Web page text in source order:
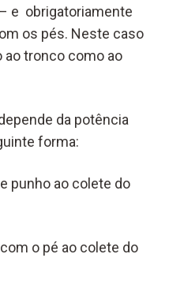
e obrigatoriamente
os pés. Neste caso
tronco como ao
da potência
forma:
punho ao colete do
o pé ao colete do